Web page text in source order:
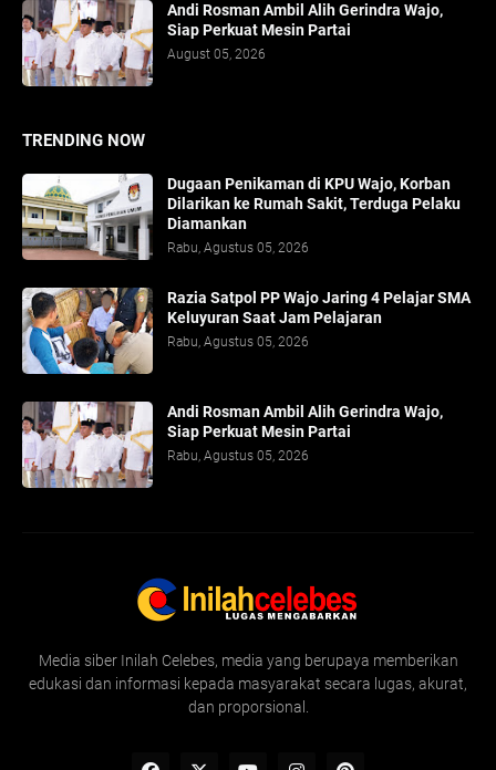
Andi Rosman Ambil Alih Gerindra Wajo,
Siap Perkuat Mesin Partai
August 05, 2026
TRENDING NOW
Dugaan Penikaman di KPU Wajo, Korban
Dilarikan ke Rumah Sakit, Terduga Pelaku
Diamankan
Rabu, Agustus 05, 2026
Razia Satpol PP Wajo Jaring 4 Pelajar SMA
Keluyuran Saat Jam Pelajaran
Rabu, Agustus 05, 2026
Andi Rosman Ambil Alih Gerindra Wajo,
Siap Perkuat Mesin Partai
Rabu, Agustus 05, 2026
Media siber Inilah Celebes, media yang berupaya memberikan
edukasi dan informasi kepada masyarakat secara lugas, akurat,
dan proporsional.